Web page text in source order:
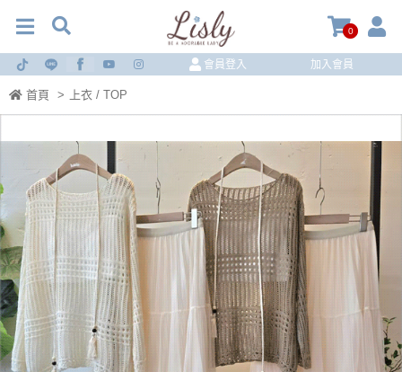
0
會員登入 加入會員
首頁 > 上衣 / TOP